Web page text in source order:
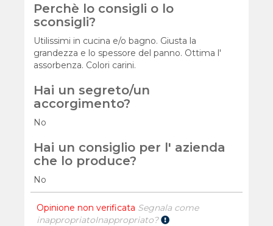
Perchè lo consigli o lo
sconsigli?
Utilissimi in cucina e/o bagno. Giusta la
grandezza e lo spessore del panno. Ottima l'
assorbenza. Colori carini.
Hai un segreto/un
accorgimento?
No
Hai un consiglio per l' azienda
che lo produce?
No
Opinione non verificata Segnala come
inappropriatoInappropriato?